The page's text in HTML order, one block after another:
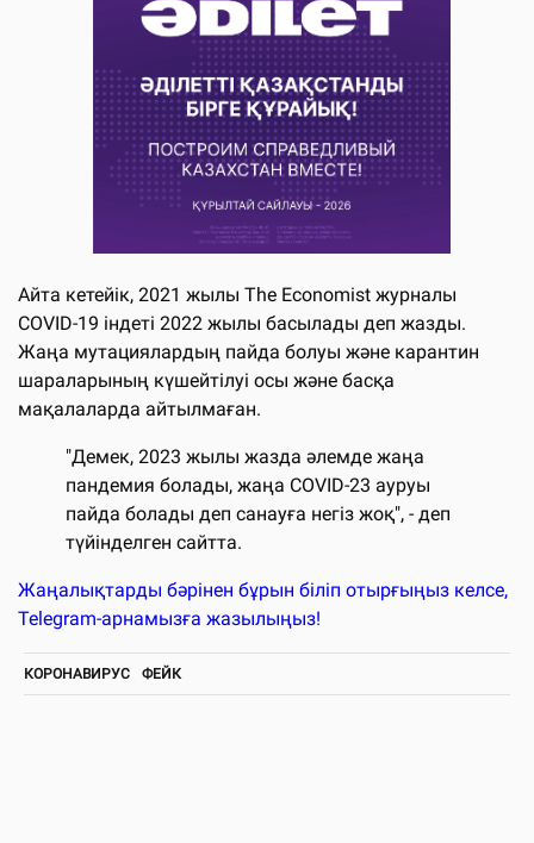
Айта кетейік, 2021 жылы The Economist журналы
COVID-19 індеті 2022 жылы басылады деп жазды.
Жаңа мутациялардың пайда болуы және карантин
шараларының күшейтілуі осы және басқа
мақалаларда айтылмаған.
"Демек, 2023 жылы жазда әлемде жаңа
пандемия болады, жаңа COVID-23 ауруы
пайда болады деп санауға негіз жоқ", - деп
түйінделген сайтта.
Жаңалықтарды бәрінен бұрын біліп отырғыңыз келсе,
Telegram-арнамызға жазылыңыз!
КОРОНАВИРУС ФЕЙК